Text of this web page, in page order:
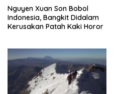
Nguyen Xuan Son Bobol
Indonesia, Bangkit Didalam
Kerusakan Patah Kaki Horor